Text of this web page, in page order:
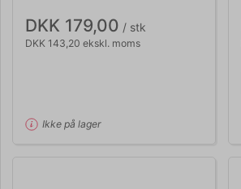
DKK 179,00 / stk
DKK 143,20 ekskl. moms
Ikke på lager